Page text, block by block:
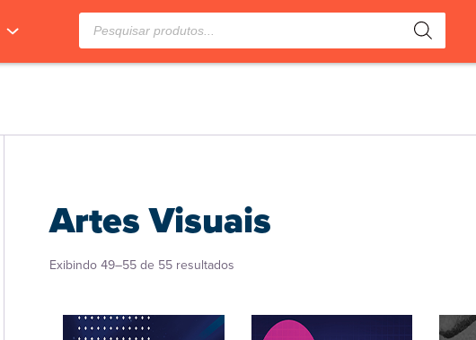
Pesquisar
produtos
Artes Visuais
Exibindo 49–55 de 55 resultados